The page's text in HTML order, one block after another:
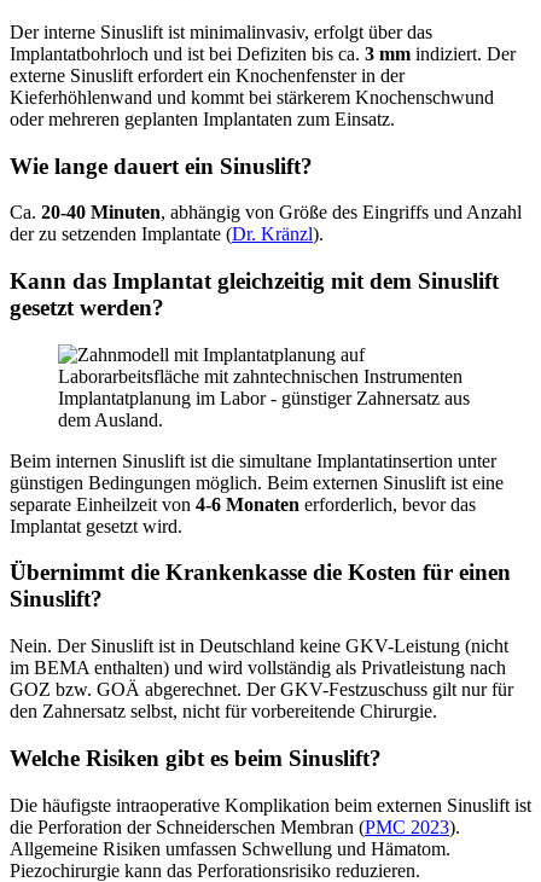
Der interne Sinuslift ist minimalinvasiv, erfolgt über das
Implantatbohrloch und ist bei Defiziten bis ca. 3 mm indiziert. Der
externe Sinuslift erfordert ein Knochenfenster in der
Kieferhöhlenwand und kommt bei stärkerem Knochenschwund
oder mehreren geplanten Implantaten zum Einsatz.
Wie lange dauert ein Sinuslift?
Ca. 20-40 Minuten, abhängig von Größe des Eingriffs und Anzahl
der zu setzenden Implantate (Dr. Kränzl).
Kann das Implantat gleichzeitig mit dem Sinuslift
gesetzt werden?
Implantatplanung im Labor - günstiger Zahnersatz aus
dem Ausland.
Beim internen Sinuslift ist die simultane Implantatinsertion unter
günstigen Bedingungen möglich. Beim externen Sinuslift ist eine
separate Einheilzeit von 4-6 Monaten erforderlich, bevor das
Implantat gesetzt wird.
Übernimmt die Krankenkasse die Kosten für einen
Sinuslift?
Nein. Der Sinuslift ist in Deutschland keine GKV-Leistung (nicht
im BEMA enthalten) und wird vollständig als Privatleistung nach
GOZ bzw. GOÄ abgerechnet. Der GKV-Festzuschuss gilt nur für
den Zahnersatz selbst, nicht für vorbereitende Chirurgie.
Welche Risiken gibt es beim Sinuslift?
Die häufigste intraoperative Komplikation beim externen Sinuslift ist
die Perforation der Schneiderschen Membran (PMC 2023).
Allgemeine Risiken umfassen Schwellung und Hämatom.
Piezochirurgie kann das Perforationsrisiko reduzieren.